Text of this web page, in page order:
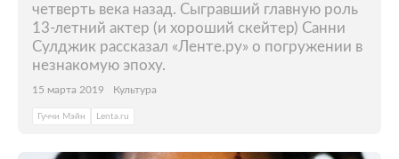
четверть века назад. Сыгравший главную роль
13-летний актер (и хороший скейтер) Санни
Сулджик рассказал «Ленте.ру» о погружении в
незнакомую эпоху.
15 марта 2019 Культура
Гуччи Мэйн Lenta.ru